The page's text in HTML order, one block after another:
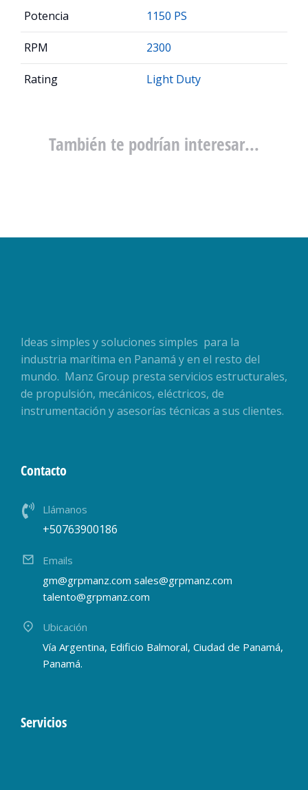
Potencia 1150 PS
RPM 2300
Rating Light Duty
También te podrían interesar...
Ideas simples y soluciones simples para la
industria marítima en Panamá y en el resto del
mundo. Manz Group presta servicios estructurales,
de propulsión, mecánicos, eléctricos, de
instrumentación y asesorías técnicas a sus clientes.
Contacto
Llámanos
+50763900186
Emails
gm@grpmanz.com sales@grpmanz.com
talento@grpmanz.com
Ubicación
Vía Argentina, Edificio Balmoral, Ciudad de Panamá,
Panamá.
Servicios